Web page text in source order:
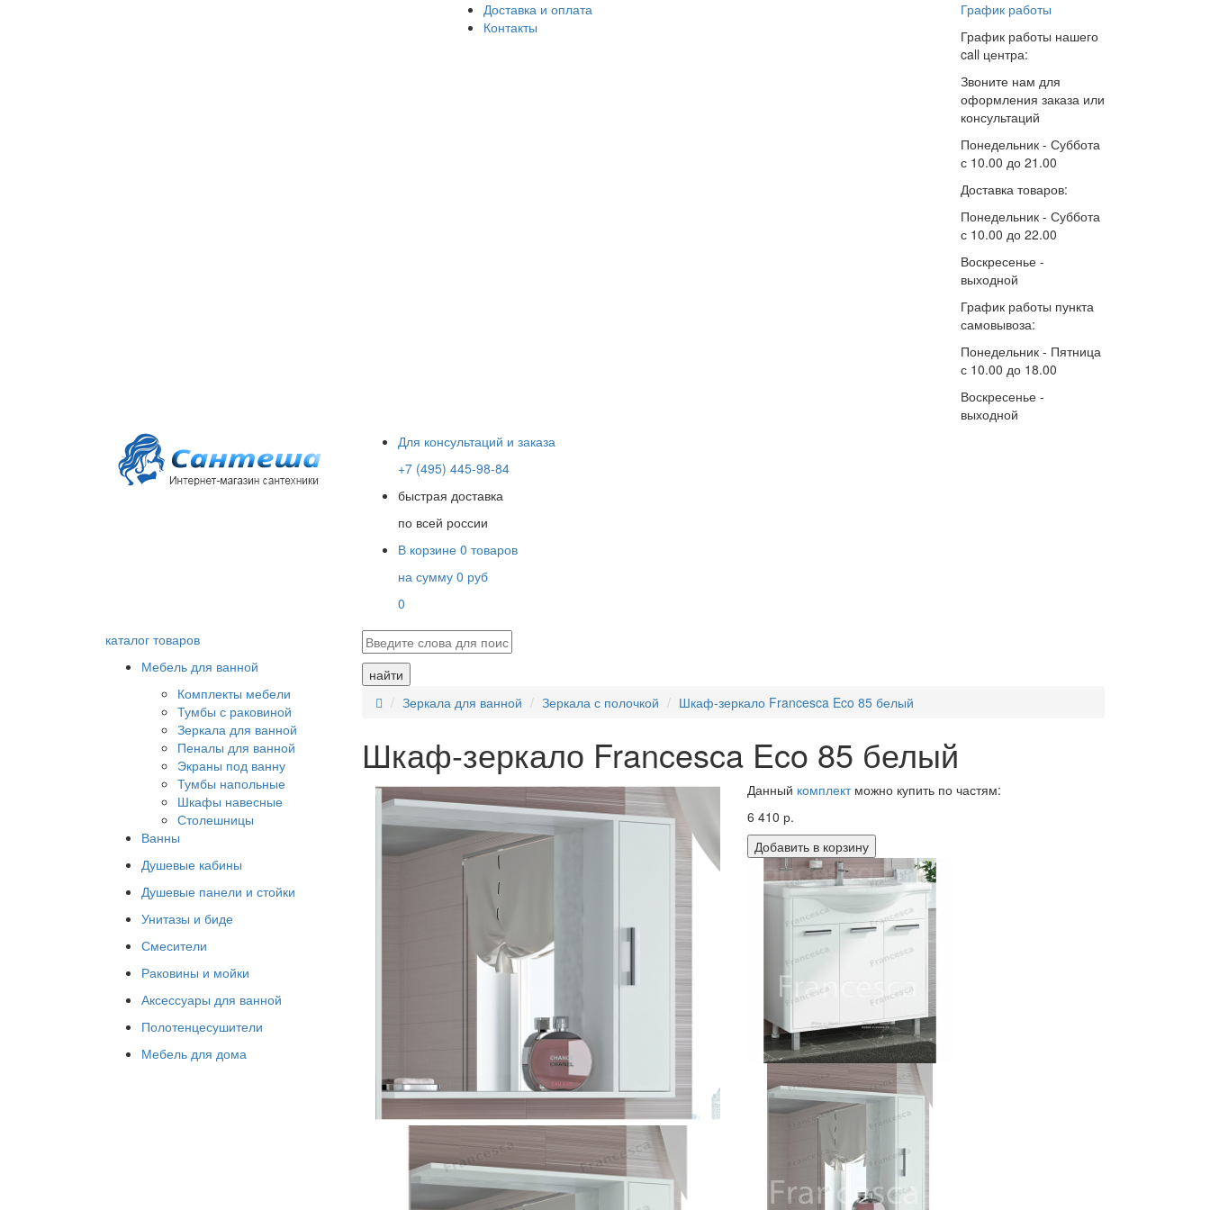
Доставка и оплата
Контакты
График работы
График работы нашего
call центра:
Звоните нам для
оформления заказа или
консультаций
Понедельник - Суббота
с 10.00 до 21.00
Доставка товаров:
Понедельник - Суббота
с 10.00 до 22.00
Воскресенье -
выходной
График работы пункта
самовывоза:
Понедельник - Пятница
с 10.00 до 18.00
Воскресенье -
выходной
Для консультаций и заказа
+7 (495) 445-98-84
быстрая доставка
по всей россии
В корзине 0 товаров
на сумму 0 руб
0
каталог товаров
Мебель для ванной
Комплекты мебели
Тумбы с раковиной
Зеркала для ванной
Пеналы для ванной
Экраны под ванну
Тумбы напольные
Шкафы навесные
Столешницы
Ванны
Душевые кабины
Душевые панели и стойки
Унитазы и биде
Смесители
Раковины и мойки
Аксессуары для ванной
Полотенцесушители
Мебель для дома
найти
Зеркала для ванной
Зеркала с полочкой Шкаф-зеркало Francesca Eco 85 белый
Шкаф-зеркало Francesca Eco 85 белый
Данный комплектможно купить по частям:
6 410 р.
Добавить вкорзину
Тумба с раковиной Francesca Eco 85 белый
Габариты (ШхВхГ):
850х800х340
Цена: 14 090 р.
Шкаф-зеркало Francesca Eco 85 белый
Габариты (ШхВхГ):
850х750х200